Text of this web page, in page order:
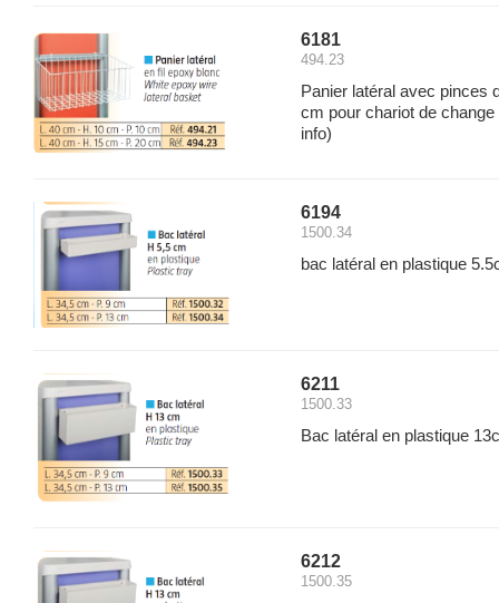
6181
494.23
Panier latéral avec pinces
cm pour chariot de
info)
6194
1500.34
bac latéral en plastique
6211
1500.33
Bac latéral en plastique
6212
1500.35